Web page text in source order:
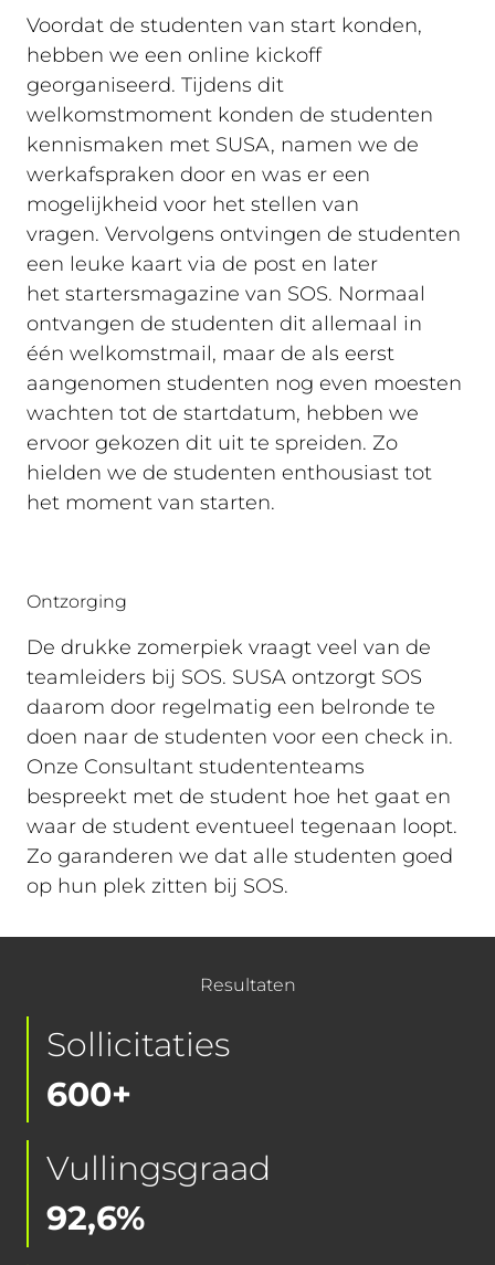
Voordat de studenten van start konden,
hebben we een online kickoff
georganiseerd. Tijdens dit
welkomstmoment konden de studenten
kennismaken met SUSA, namen we de
werkafspraken door en was er een
mogelijkheid voor het stellen van
vragen. Vervolgens ontvingen de studenten
een leuke kaart via de post en later
het startersmagazine van SOS. Normaal
ontvangen de studenten dit allemaal in
één welkomstmail, maar de als eerst
aangenomen studenten nog even moesten
wachten tot de startdatum, hebben we
ervoor gekozen dit uit te spreiden. Zo
hielden we de studenten enthousiast tot
het moment van starten.
Ontzorging
De drukke zomerpiek vraagt veel van de
teamleiders bij SOS. SUSA ontzorgt SOS
daarom door regelmatig een belronde te
doen naar de studenten voor een check in.
Onze Consultant studententeams
bespreekt met de student hoe het gaat en
waar de student eventueel tegenaan loopt.
Zo garanderen we dat alle studenten goed
op hun plek zitten bij SOS.
Resultaten
Sollicitaties
600+
Vullingsgraad
92,6%